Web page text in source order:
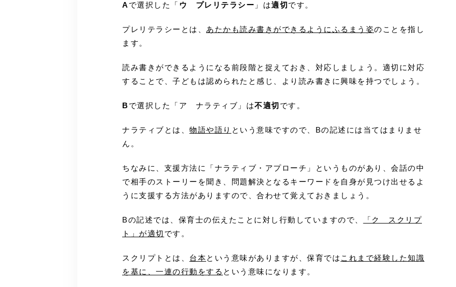
A で選択した「 ウ プレリテラシー 」は適切です。
プレリテラシーとは、 あたかも読み書きができるようにふるまう姿のことを指し
ます。
読み書きができるようになる前段階と捉えておき、対応しましょう。適切に対応
することで、子どもは認められたと感じ、より読み書きに興味を持つでしょう。
Bで選択した「ア ナラティブ」は不適切 です。
ナラティブとは、 物語や語り という意味ですので、Bの記述には当てはまりませ
ん。
ちなみに、支援方法に「ナラティブ・アプローチ」というものがあり、会話の中
で相手のストーリーを聞き、問題解決となるキーワードを自身が見つけ出せるよ
うに支援する方法がありますので、合わせて覚えておきましょう。
Bの記述では、保育士の伝えたことに対し行動していますので、
「ク スクリプ
ト」が適切 です。
スクリプトとは、 台本という意味がありますが、保育では これまで経験した知識
を基に、一連の行動をする という意味になります。